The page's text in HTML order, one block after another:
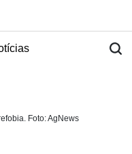
Foto: AgNews